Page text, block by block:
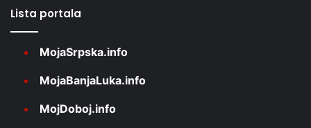
Lista portala
MojaSrpska.info
MojaBanjaLuka.info
MojDoboj.info